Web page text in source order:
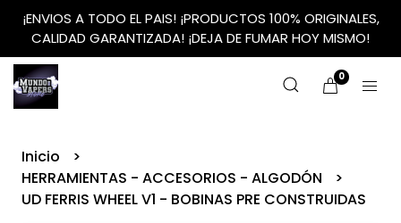
¡ENVIOS A TODO EL PAIS! ¡PRODUCTOS 100% ORIGINALES,
CALIDAD GARANTIZADA! ¡DEJA DE FUMAR HOY MISMO!
0
Inicio
HERRAMIENTAS - ACCESORIOS - ALGODÓN
UD FERRIS WHEEL V1 - BOBINAS PRE CONSTRUIDAS